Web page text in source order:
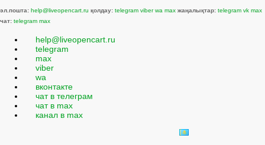
эл.пошта: help@liveopencart.ru қолдау: telegram viber wa max жаңалықтар: telegram vk max
чат: telegram max
help@liveopencart.ru
telegram
max
viber
wa
вконтакте
чат в телеграм
чат в max
канал в max